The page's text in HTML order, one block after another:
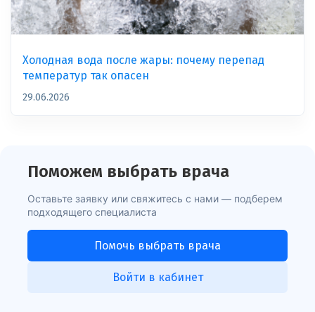
Холодная вода после жары: почему перепад
температур так опасен
29.06.2026
Поможем выбрать врача
Оставьте заявку или свяжитесь с нами — подберем
подходящего специалиста
Помочь выбрать врача
Войти в кабинет